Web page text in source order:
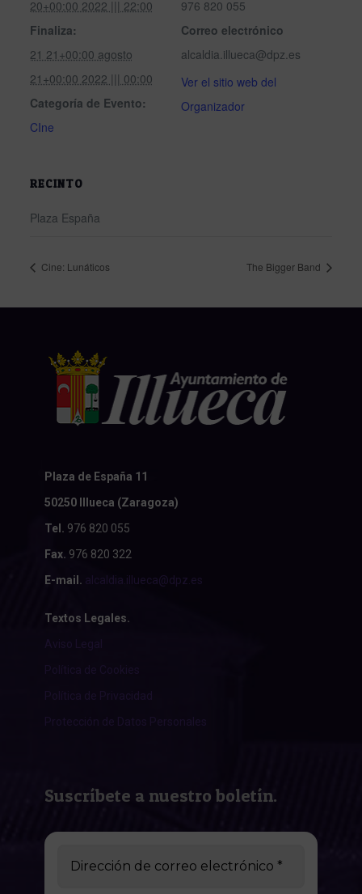
20+00:00 2022 ||| 22:00
Finaliza:
21 21+00:00 agosto
21+00:00 2022 ||| 00:00
Categoría de Evento:
CIne
976 820 055
Correo electrónico
alcaldia.illueca@dpz.es
Ver el sitio web del
Organizador
RECINTO
Plaza España
Cine: Lunáticos The Bigger Band
Plaza de España 11
50250 Illueca (Zaragoza)
Tel. 976 820 055
Fax. 976 820 322
E-mail. alcaldia.illueca@dpz.es
Textos Legales.
Aviso Legal
Política de Cookies
Política de Privacidad
Protección de Datos Personales
Suscríbete a nuestro boletín.